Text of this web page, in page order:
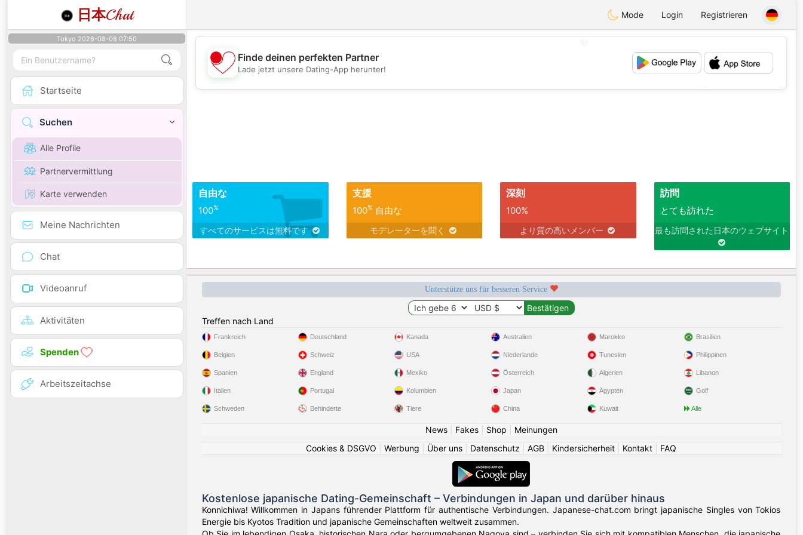
日本Chat Mode Login Registrieren
Tokyo 2026-08-08 07:50
Startseite
Suchen
Alle Profile
Partnervermittlung
Karte verwenden
Meine Nachrichten
Chat
Videoanruf
Aktivitäten
Spenden
Arbeitszeitachse
💖
💕
Finde deinen perfekten Partner
Lade jetzt unsere Dating-App herunter!
自由な
100%
すべてのサービスは無料です
支援
100%自由な
モデレーターを聞く
深刻
100%
より質の高いメンバー
訪問
とても訪れた
最も訪問された日本のウェブサイト
Unterstütze uns für besseren Service
Treffen nach Land
Frankreich
Belgien
Spanien
Italien
Schweden
Deutschland
Schweiz
England
Portugal
Behinderte
Kanada
USA
Mexiko
Kolumbien
Tiere
Australien
Niederlande
Österreich
Japan
China
Marokko
Tunesien
Algerien
Ägypten
Kuwait
Brasilien
Philippinen
Libanon
Golf
Alle
News| Fakes| Shop
Meinungen
Cookies & DSGVO
Werbung Über uns Datenschutz AGB Kindersicherheit Kontakt FAQ
Kostenlose japanische Dating-Gemeinschaft – Verbindungen in Japan und darüber hinaus
Konnichiwa! Willkommen in Japans führender Plattform für authentische Verbindungen. Japanese-chat.com bringt japanische Singles von Tokios
Energie bis Kyotos Tradition und japanische Gemeinschaften weltweit zusammen.